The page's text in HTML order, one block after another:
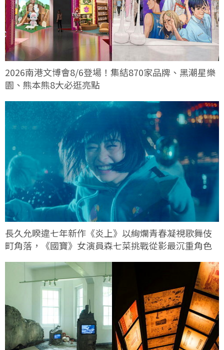
2026南港文博會8/6登場！集結870家品牌、黑潮星樂
園、熊本熊8大必逛亮點
長久允睽違七年新作《炎上》以絢爛青春凝視歌舞伎
町角落，《國寶》女演員森七菜挑戰從影最沉重角色